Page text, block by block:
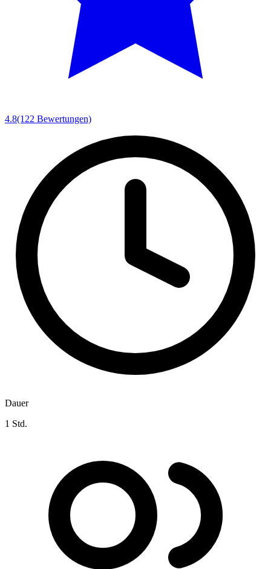
4.8(122 Bewertungen)
Dauer
1 Std.